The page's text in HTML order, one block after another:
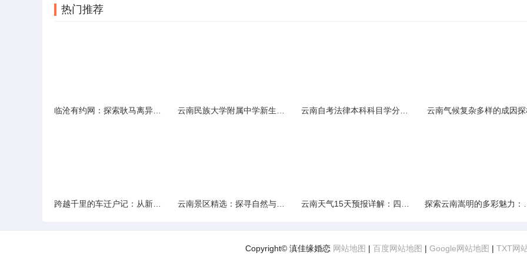
热门推荐
云南气候复杂多样的成因
Copyright© 滇佳缘婚恋 网站地图 | 百度网站地图 | Google网站地图 | TXT网